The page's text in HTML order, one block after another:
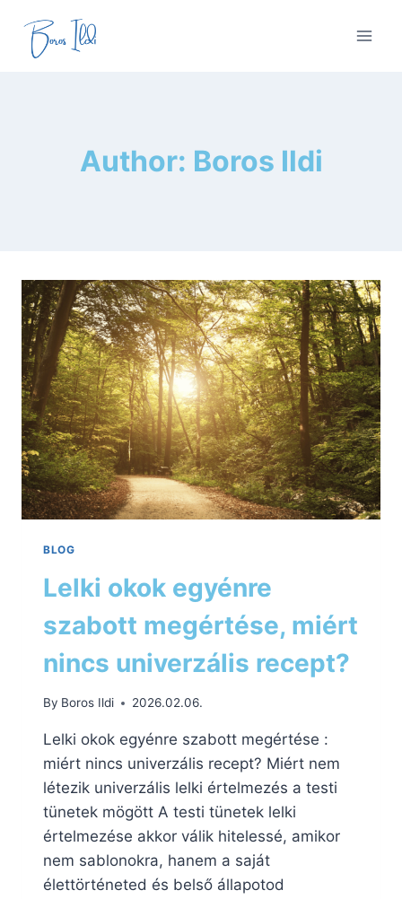
content
Author: Boros Ildi
BLOG
Lelki okok egyénre
szabott megértése, miért
nincs univerzális recept?
By Boros Ildi 2026.02.06.
Lelki okok egyénre szabott megértése :
miért nincs univerzális recept? Miért nem
létezik univerzális lelki értelmezés a testi
tünetek mögött A testi tünetek lelki
értelmezése akkor válik hitelessé, amikor
nem sablonokra, hanem a saját
élettörténeted és belső állapotod